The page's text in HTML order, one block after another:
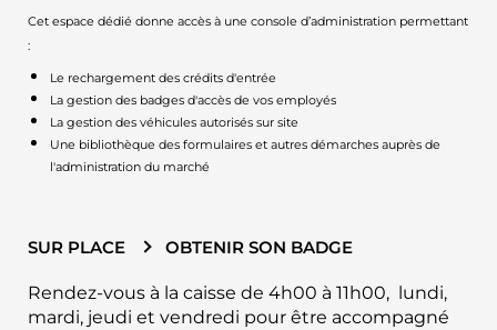
Cet espace dédié donne accès à une console d’administration permettant
:
Le rechargement des crédits d'entrée
La gestion des badges d'accès de vos employés
La gestion des véhicules autorisés sur site
Une bibliothèque des formulaires et autres démarches auprès de
l'administration du marché
SUR PLACE OBTENIR SON BADGE
Rendez-vous à la caisse de 4h00 à 11h00, lundi,
mardi, jeudi et vendredi pour être accompagné